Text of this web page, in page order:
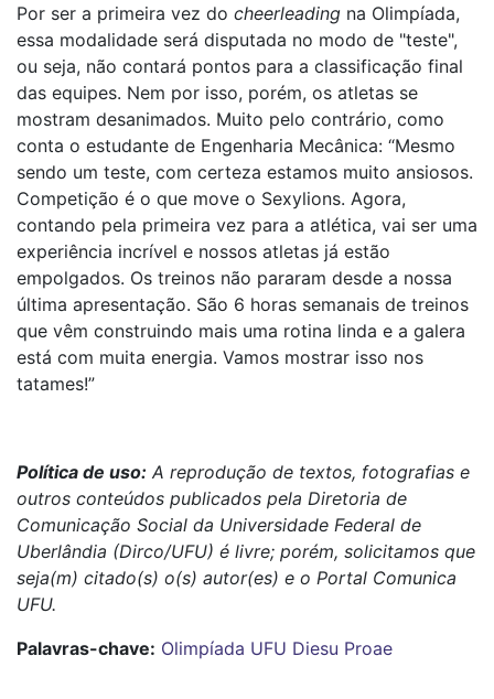
Por ser a primeira vez do cheerleading na Olimpíada,
essa modalidade será disputada no modo de "teste",
ou seja, não contará pontos para a classificação final
das equipes. Nem por isso, porém, os atletas se
mostram desanimados. Muito pelo contrário, como
conta o estudante de Engenharia Mecânica: “Mesmo
sendo um teste, com certeza estamos muito ansiosos.
Competição é o que move o Sexylions. Agora,
contando pela primeira vez para a atlética, vai ser uma
experiência incrível e nossos atletas já estão
empolgados. Os treinos não pararam desde a nossa
última apresentação. São 6 horas semanais de treinos
que vêm construindo mais uma rotina linda e a galera
está com muita energia. Vamos mostrar isso nos
tatames!”
Política de uso: A reprodução de textos, fotografias e
outros conteúdos publicados pela Diretoria de
Comunicação Social da Universidade Federal de
Uberlândia (Dirco/UFU) é livre; porém, solicitamos que
seja(m) citado(s) o(s) autor(es) e o Portal Comunica
UFU.
Palavras-chave: Olimpíada UFU Diesu Proae